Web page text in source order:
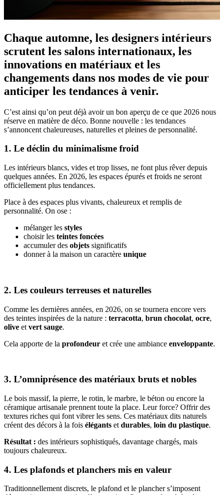
Chaque automne, les designers intérieurs
scrutent les salons internationaux, les
innovations en matériaux et les
changements dans nos modes de vie pour
anticiper les tendances à venir.
C’est ainsi qu’on peut déjà avoir un bon aperçu de ce que 2026 nous
réserve en matière de déco. Bonne nouvelle : les tendances
s’annoncent chaleureuses, naturelles et pleines de personnalité.
1. Le déclin du minimalisme froid
Les intérieurs blancs, vides et trop lisses, ne font plus rêver depuis
quelques années. En 2026, les espaces épurés et froids ne seront
officiellement plus tendances.
Place à des espaces plus vivants, chaleureux et remplis de
personnalité. On ose :
mélanger les styles
choisir les teintes foncées
accumuler des objets significatifs
donner à la maison un caractère unique
2. Les couleurs terreuses et naturelles
Comme les dernières années, en 2026, on se tournera encore vers
des teintes inspirées de la nature : terracotta, brun chocolat, ocre,
olive et vert sauge.
Cela apporte de la profondeur et crée une ambiance enveloppante.
3. L’omniprésence des matériaux bruts et nobles
Le bois massif, la pierre, le rotin, le marbre, le béton ou encore la
céramique artisanale prennent toute la place. Leur force? Offrir des
textures riches qui font vibrer les sens. Ces matériaux dits naturels
créent des décors à la fois élégants et durables, loin du plastique.
Résultat : des intérieurs sophistiqués, davantage chargés, mais
toujours chaleureux.
4. Les plafonds et planchers mis en valeur
Traditionnellement discrets, le plafond et le plancher s’imposent